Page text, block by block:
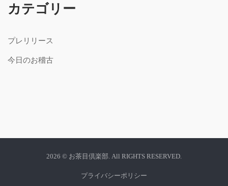
カテゴリー
プレリリース
今日のお稽古
2026 © お茶目倶楽部. All RIGHTS RESERVED.
プライバシーポリシー